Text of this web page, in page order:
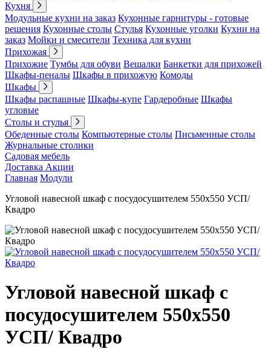
Кухня
Модульные кухни на заказ Кухонные гарнитуры - готовые
решения Кухонные столы Стулья Кухонные уголки Кухни на
заказ Мойки и смесители Техника для кухни
Прихожая
Прихожие Тумбы для обуви Вешалки Банкетки для прихожей
Шкафы-пеналы Шкафы в прихожую Комоды
Шкафы
Шкафы распашные Шкафы-купе Гардеробные Шкафы
угловые
Столы и стулья
Обеденные столы Компьютерные столы Письменные столы
Журнальные столики
Садовая мебель
Доставка Акции
Главная Модули
Угловой навесной шкаф с посудосушителем 550х550 УСП/
Квадро
Угловой навесной шкаф с
посудосушителем 550х550
УСП/ Квадро